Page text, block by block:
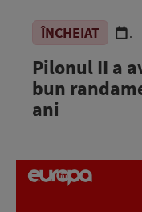
ÎNCHEIAT .
Pilonul II a
bun
ani